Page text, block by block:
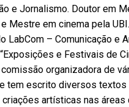
e Jornalismo. Doutor em
Mestre em cinema pela
LabCom – Comunicação e
e Festivais de
comissão organizadora de
tem escrito diversos textos
artísticas nas áreas